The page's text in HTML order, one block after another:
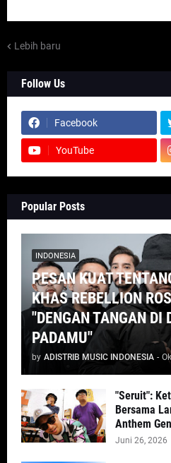
Lebih baru
Follow Us
Facebook
YouTube
Popular Posts
INDONESIA
PESAN KUAT
KHAS REBELLION
"DENGAN TANGAN
PADAMU"
by ADISTRIB MUSIC INDONESIA -
"Seruit":
Bersama
Anthem
Juni 26, 2026